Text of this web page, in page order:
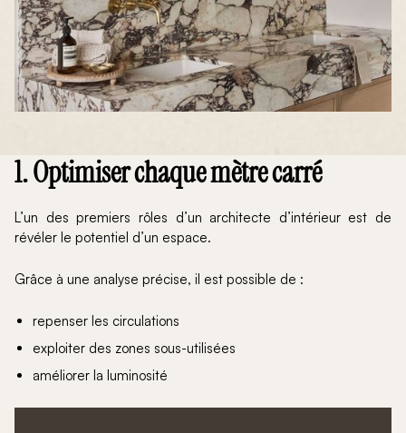
1. Optimiser chaque mètre carré
L’un des premiers rôles d’un architecte d’intérieur est de
révéler le potentiel d’un espace.
Grâce à une analyse précise, il est possible de :
repenser les circulations
exploiter des zones sous-utilisées
améliorer la luminosité